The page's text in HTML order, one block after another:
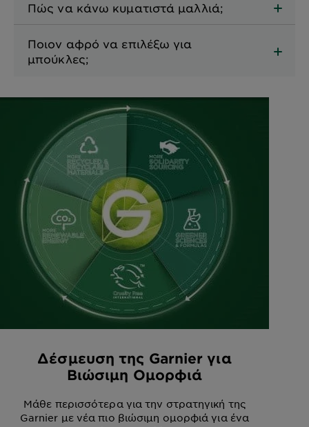
Πώς να κάνω κυματιστά μαλλιά;
Ποιον αφρό να επιλέξω για
μπούκλες;
Δέσμευση της Garnier για
Βιώσιμη Ομορφιά
Μάθε περισσότερα για την στρατηγική της
Garnier με νέα πιο βιώσιμη ομορφιά για ένα